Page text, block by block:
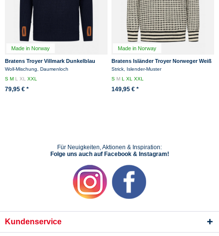
Made in Norway
Bratens Troyer Villmark Dunkelblau
Orange
Woll-Mischung, Daumenloch
SM L XLXXL
79,95 € *
Made in Norway
Bratens Isländer Troyer Norweger Weiß
Pullover Islandpullover
Strick, Islender-Muster
S MLXLXXL
149,95 € *
Für Neuigkeiten, Aktionen & Inspiration:
Folge uns auch auf Facebook & Instagram!
Kundenservice